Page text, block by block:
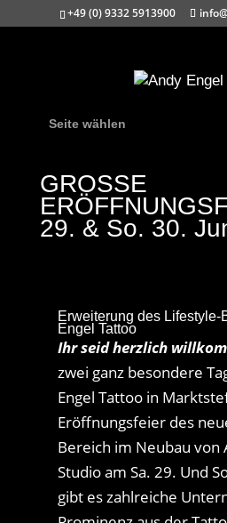
+49 (0) 9332 5913900
Seite wählen
GROSSE
29. & So. 30.
Erweiterung des Lifestyle-
Engel Tattoo
Ihr seid herzlich
zwei ganz besondere
Engel Tattoo in
Eröffnungsfeier des
Bereich im Neubau von
Studio am Sa. 29. Und
gibt es zahlreiche